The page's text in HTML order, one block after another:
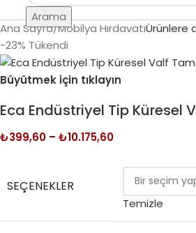
Arama
Ana Sayfa/Mobilya HırdavatıÜrünlere
-23% Tükendi
Büyütmek için tıklayın
Eca Endüstriyel Tip Küresel
₺399,60 – ₺10.175,60
SEÇENEKLER
Temizle